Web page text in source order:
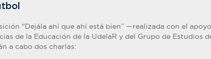
"Dejála ahí que ahí está bien” —realizada con el
de la Educación de la UdelaR y del Grupo de Estudios
a cabo dos charlas: